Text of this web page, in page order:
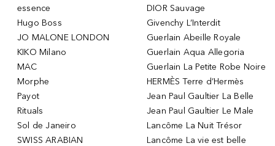
essence
Hugo Boss
JO MALONE LONDON
KIKO Milano
MAC
Morphe
Payot
Rituals
Sol de Janeiro
SWISS ARABIAN
DIOR Sauvage
Givenchy L’Interdit
Guerlain Abeille Royale
Guerlain Aqua Allegoria
Guerlain La Petite Robe Noire
HERMÈS Terre d’Hermès
Jean Paul Gaultier La Belle
Jean Paul Gaultier Le Male
Lancôme La Nuit Trésor
Lancôme La vie est belle